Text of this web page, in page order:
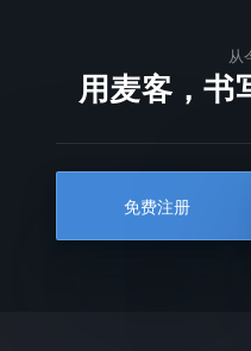
从
用麦客，书
免费注册